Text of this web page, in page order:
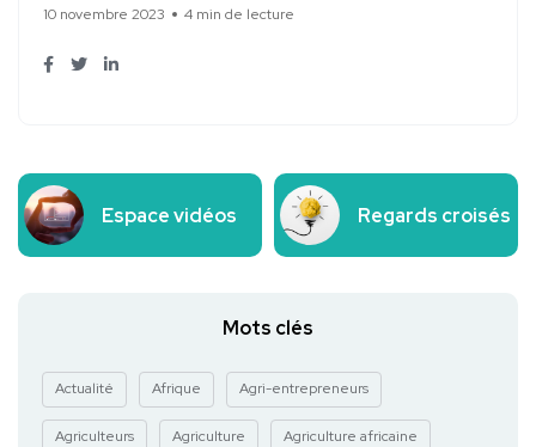
10 novembre 2023 4 min de lecture
Espace vidéos Regards croisés
Mots clés
Actualité Afrique Agri-entrepreneurs
Agriculteurs Agriculture Agriculture africaine